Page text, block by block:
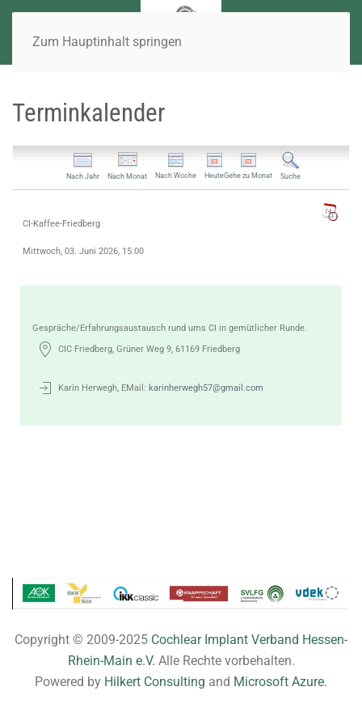
Zum Hauptinhalt springen
Terminkalender
Nach Jahr Nach Monat Nach Woche HeuteGehe zu Monat Suche
CI-Kaffee-Friedberg
Mittwoch, 03. Juni 2026, 15:00
Gespräche/Erfahrungsaustausch rund ums CI in gemütlicher Runde.
CIC Friedberg, Grüner Weg 9, 61169 Friedberg
Karin Herwegh, EMail: karinherwegh57@gmail.com
Copyright © 2009-2025 Cochlear Implant Verband Hessen-
Rhein-Main e.V. Alle Rechte vorbehalten.
Powered by Hilkert Consulting and Microsoft Azure.